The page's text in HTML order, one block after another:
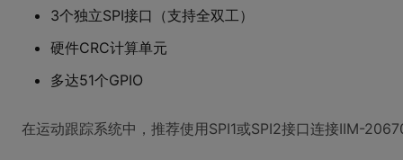
3个独立SPI接口（支持全双工）
硬件CRC计算单元
多达51个GPIO
在运动跟踪系统中，推荐使用SPI1或SPI2接口连接IIM-